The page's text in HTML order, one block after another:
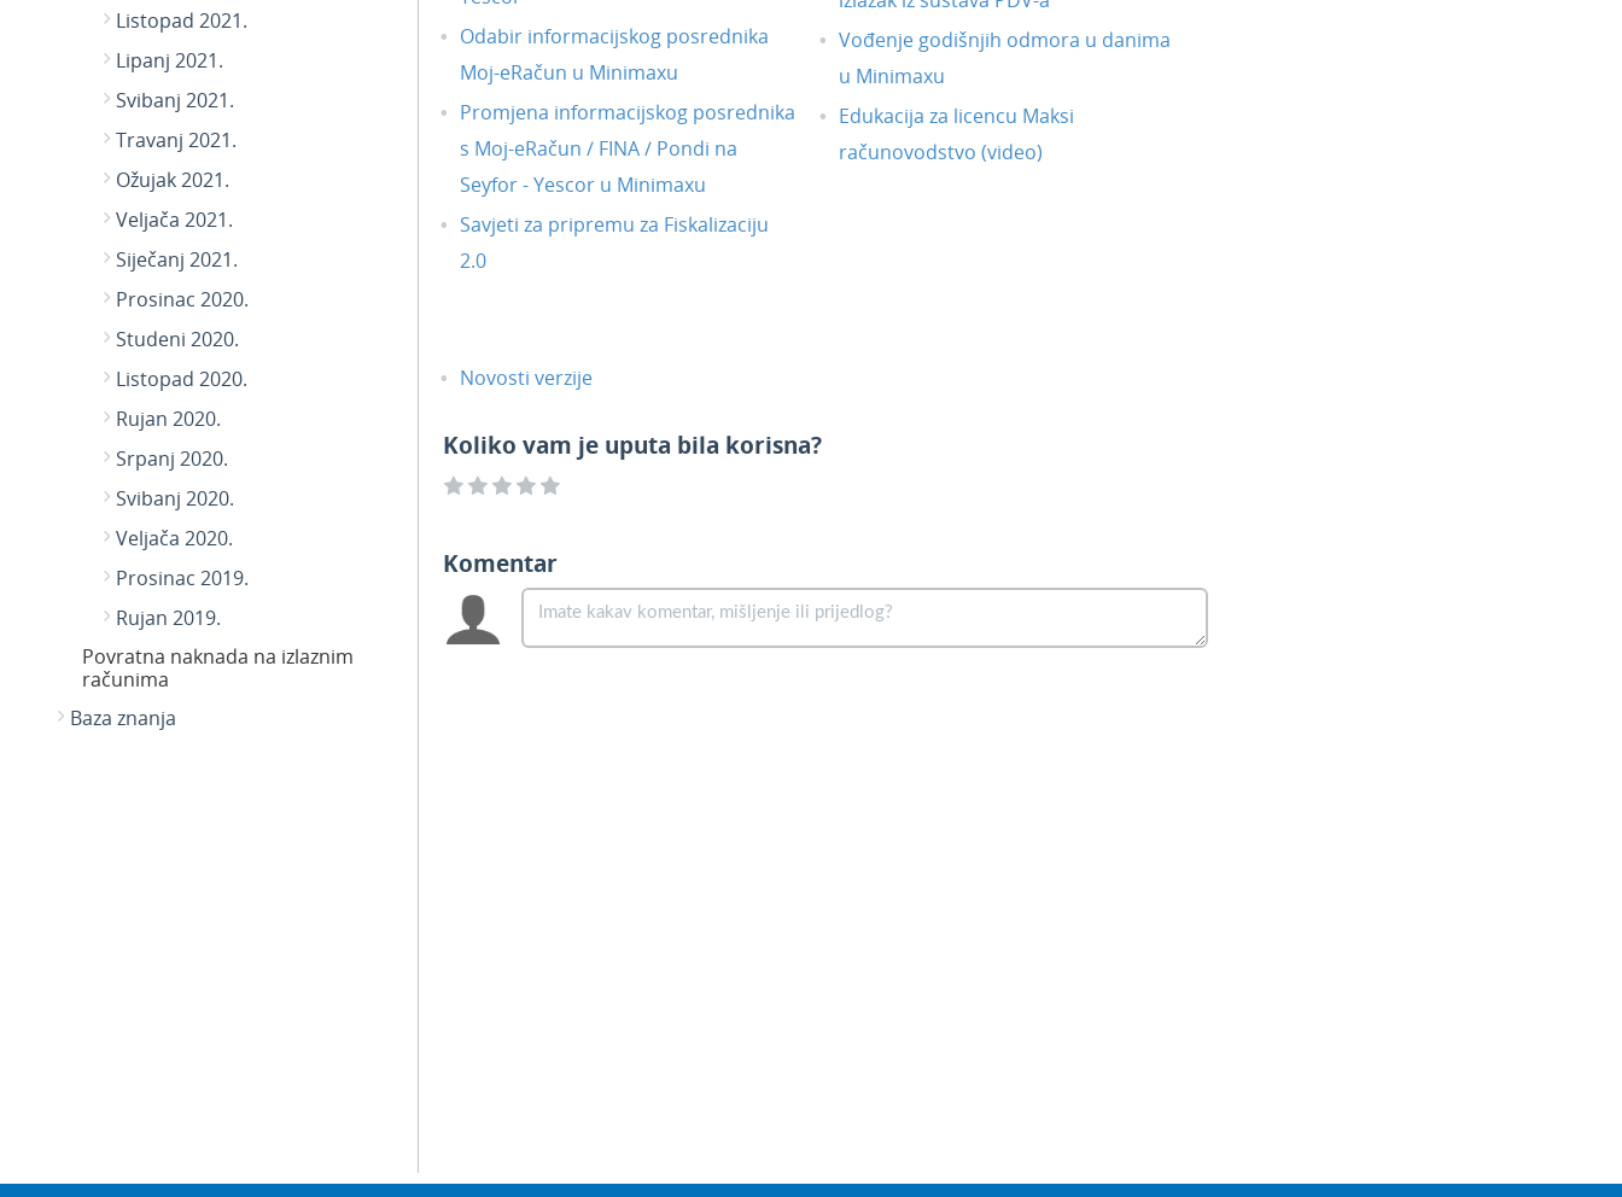
Listopad 2021.
Lipanj 2021.
Svibanj 2021.
Travanj 2021.
Ožujak 2021.
Veljača 2021.
Siječanj 2021.
Prosinac 2020.
Studeni 2020.
Listopad 2020.
Rujan 2020.
Srpanj 2020.
Svibanj 2020.
Veljača 2020.
Prosinac 2019.
Rujan 2019.
Povratna naknada na izlaznim
računima
Baza znanja
Odabir informacijskog posrednika
Moj-eRačun u Minimaxu
Promjena informacijskog posrednika
s Moj-eRačun / FINA / Pondi na
Seyfor - Yescor u Minimaxu
Savjeti za pripremu za Fiskalizaciju
2.0
Novosti verzije
Vođenje godišnjih odmora u danima
u Minimaxu
Edukacija za licencu Maksi
računovodstvo (video)
Koliko vam je uputa bila korisna?
Komentar